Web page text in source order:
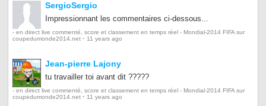
SergioSergio
Impressionnant les commentaires ci-dessous...
- en direct live commenté, score et classement en temps réel - Mondial-2014 FIFA sur
coupedumonde2014.net · 11 years ago
Jean-pierre Lajony
tu travailler toi avant dit ?????
- en direct live commenté, score et classement en temps réel - Mondial-2014 FIFA sur
coupedumonde2014.net · 11 years ago